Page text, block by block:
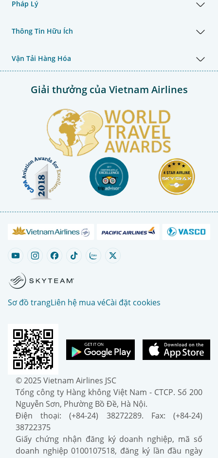
Pháp Lý
Thông Tin Hữu Ích
Vận Tải Hàng Hóa
Giải thưởng của Vietnam Airlines
Sơ đồ trangLiên hệ mua véCài đặt cookies
© 2025 Vietnam Airlines JSC
Tổng công ty Hàng không Việt Nam - CTCP. Số 200
Nguyễn Sơn, Phường Bồ Đề, Hà Nội.
Điện thoại: (+84-24) 38272289. Fax: (+84-24)
38722375
Giấy chứng nhận đăng ký doanh nghiệp, mã số
doanh nghiệp 0100107518, đăng ký lần đầu ngày